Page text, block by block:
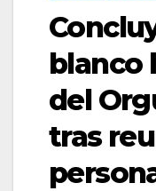
blanco
del
tras